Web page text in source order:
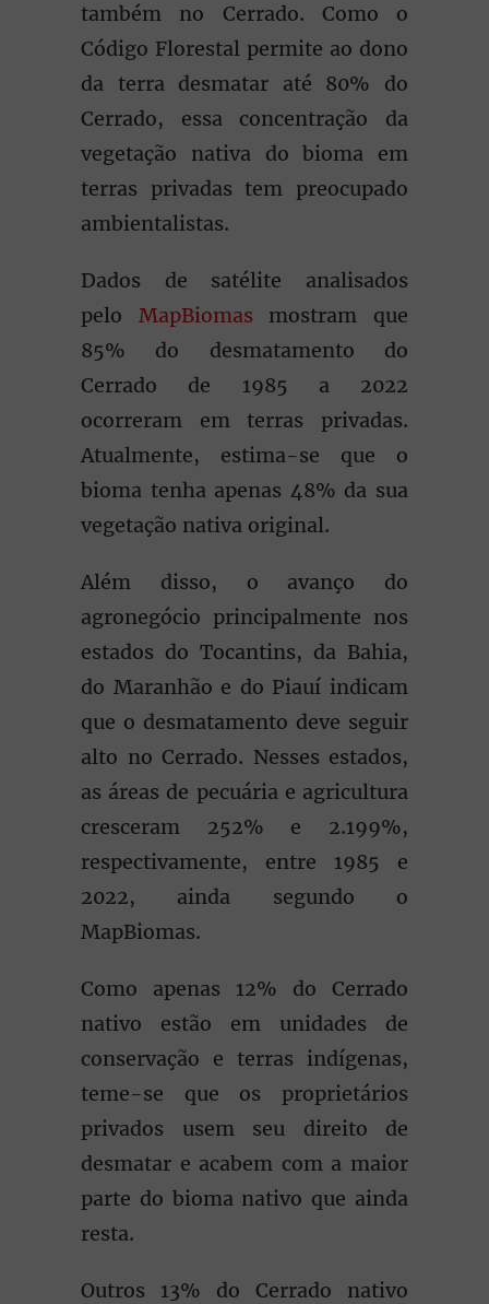
também no Cerrado. Como o
Código Florestal permite ao dono
da terra desmatar até 80% do
Cerrado, essa concentração da
vegetação nativa do bioma em
terras privadas tem preocupado
ambientalistas.
Dados de satélite analisados
pelo MapBiomasmostram que
85% do desmatamento do
Cerrado de 1985 a 2022
ocorreram em terras privadas.
Atualmente, estima-se que o
bioma tenha apenas 48% da sua
vegetação nativa original.
Além disso, o avanço do
agronegócio principalmente nos
estados do Tocantins, da Bahia,
do Maranhão e do Piauí indicam
que o desmatamento deve seguir
alto no Cerrado. Nesses estados,
as áreas de pecuária e agricultura
cresceram 252% e 2.199%,
respectivamente, entre 1985 e
2022, ainda segundo o
MapBiomas.
Como apenas 12% do Cerrado
nativo estão em unidades de
conservação e terras indígenas,
teme-se que os proprietários
privados usem seu direito de
desmatar e acabem com a maior
parte do bioma nativo que ainda
resta.
Outros 13% do Cerrado nativo